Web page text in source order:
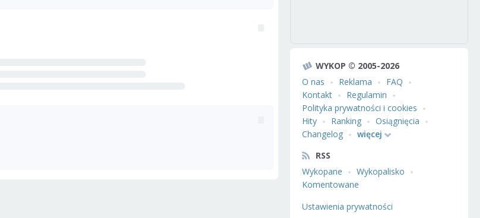
WYKOP © 2005-2026
O nas
Reklama
FAQ
Kontakt
Regulamin
Polityka prywatności i cookies
Hity
Ranking
Osiągnięcia
Changelog
więcej
RSS
Wykopane
Wykopalisko
Komentowane
Ustawienia prywatności